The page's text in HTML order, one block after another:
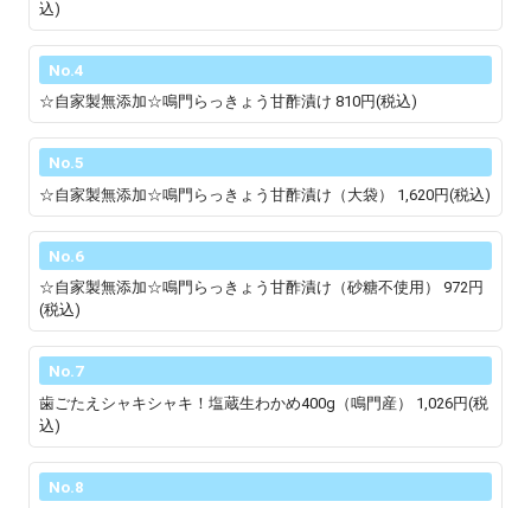
込)
No.4
☆自家製無添加☆鳴門らっきょう甘酢漬け810円(税込)
No.5
☆自家製無添加☆鳴門らっきょう甘酢漬け（大袋） 1,620円(税込)
No.6
☆自家製無添加☆鳴門らっきょう甘酢漬け（砂糖不使用）972円
(税込)
No.7
歯ごたえシャキシャキ！塩蔵生わかめ400g（鳴門産） 1,026円(税
込)
No.8